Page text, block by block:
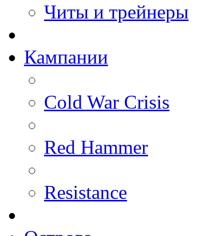
Читы и трейнеры
Кампании
Cold War Crisis
Red Hammer
Resistance